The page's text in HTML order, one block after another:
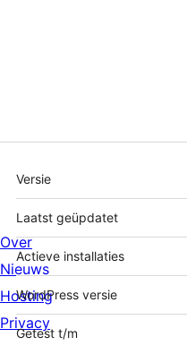
Meta
Versie
Laatst geüpdatet
Actieve installaties
WordPress versie
Getest t/m
Over
Nieuws
Hosting
Privacy